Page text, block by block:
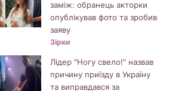
заміж: обранець акторки
опублікував фото та зробив
заяву
Зірки
Лідер "Ногу свело!" назвав
причину приїзду в Україну
та виправдався за